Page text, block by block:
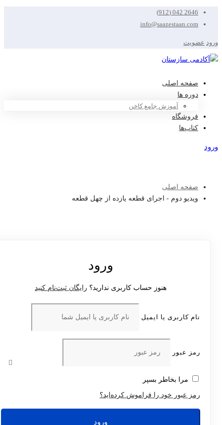
2646 042 (912)
info@saazestaan.com
عضویت
صفحه اصلی
دوره ها
آموزش جامع کاخن
فروشگاه
کتاب‌ها
صفحه اصلی
ویدیو دوم - اجرای قطعه یازده از چهل قطعه
ورود
هنوز حساب کاربری ندارید؟رایگان ثبت‌نام کنید
نام کاربری یا ایمیل
رمز عبور
مرا بخاطر بسپر
رمز عبور خود را فراموش کرده‌اید؟
ورود